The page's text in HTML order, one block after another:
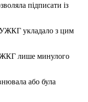
підписати із
УЖКГ укладало з цим
лише минулого
або була